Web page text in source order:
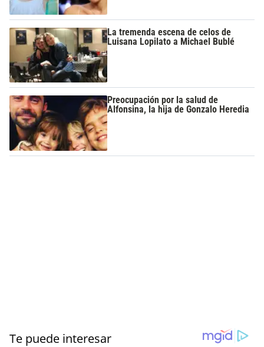
La tremenda escena de celos de
Luisana Lopilato a Michael Bublé
Preocupación por la salud de
Alfonsina, la hija de Gonzalo Heredia